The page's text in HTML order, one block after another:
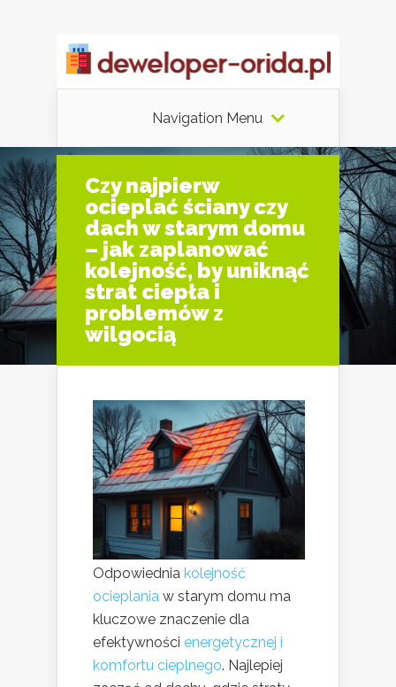
Navigation Menu
Czy najpierw
ocieplać ściany czy
dach w starym domu
– jak zaplanować
kolejność, by uniknąć
strat ciepła i
problemów z
wilgocią
Odpowiednia kolejność
ocieplania w starym domu ma
kluczowe znaczenie dla
efektywności energetycznej i
komfortu cieplnego. Najlepiej